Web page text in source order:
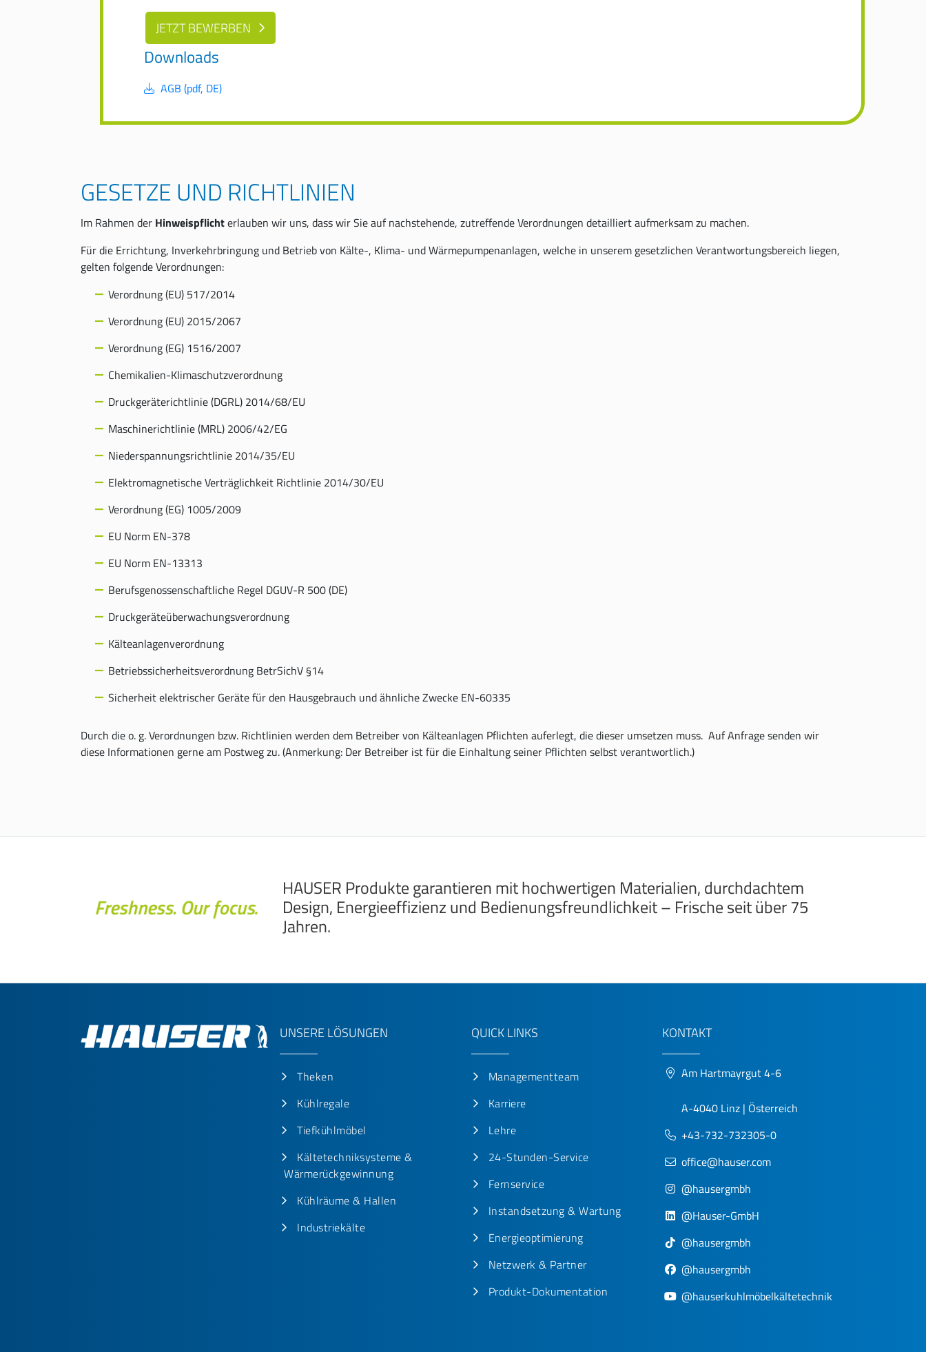
JETZT BEWERBEN
Downloads
AGB (pdf, DE)
GESETZE UND RICHTLINIEN
Im Rahmen der Hinweispflichterlauben wir uns, dass wir Sie auf nachstehende, zutreffende Verordnungen detailliert aufmerksam zu machen.
Für die Errichtung, Inverkehrbringung und Betrieb von Kälte-, Klima- und Wärmepumpenanlagen, welche in unserem gesetzlichen Verantwortungsbereich liegen,
gelten folgende Verordnungen:
Verordnung (EU) 517/2014
Verordnung (EU) 2015/2067
Verordnung (EG) 1516/2007
Chemikalien-Klimaschutzverordnung
Druckgeräterichtlinie (DGRL) 2014/68/EU
Maschinerichtlinie (MRL) 2006/42/EG
Niederspannungsrichtlinie 2014/35/EU
Elektromagnetische Verträglichkeit Richtlinie 2014/30/EU
Verordnung (EG) 1005/2009
EU Norm EN-378
EU Norm EN-13313
Berufsgenossenschaftliche Regel DGUV-R 500 (DE)
Druckgeräteüberwachungsverordnung
Kälteanlagenverordnung
Betriebssicherheitsverordnung BetrSichV §14
Sicherheit elektrischer Geräte für den Hausgebrauch und ähnliche Zwecke EN-60335
Durch die o. g. Verordnungen bzw. Richtlinien werden dem Betreiber von Kälteanlagen Pflichten auferlegt, die dieser umsetzen muss. Auf Anfrage senden wir
diese Informationen gerne am Postweg zu. (Anmerkung: Der Betreiber ist für die Einhaltung seiner Pflichten selbst verantwortlich.)
HAUSER Produkte garantieren mit hochwertigen Materialien, durchdachtem
Design, Energieeffizienz und Bedienungsfreundlichkeit – Frische seit über 75
Jahren.
UNSERE LÖSUNGEN
Theken
Kühlregale
Tiefkühlmöbel
Kältetechniksysteme &
Wärmerückgewinnung
Kühlräume & Hallen
Industriekälte
QUICK LINKS
Managementteam
Karriere
Lehre
24-Stunden-Service
Fernservice
Instandsetzung & Wartung
Energieoptimierung
Netzwerk & Partner
Produkt-Dokumentation
KONTAKT
Am Hartmayrgut 4-6
A-4040 Linz | Österreich
+43-732-732305-0
office@hauser.com
@hausergmbh
@Hauser-GmbH
@hausergmbh
@hausergmbh
@hauserkuhlmöbelkältetechnik